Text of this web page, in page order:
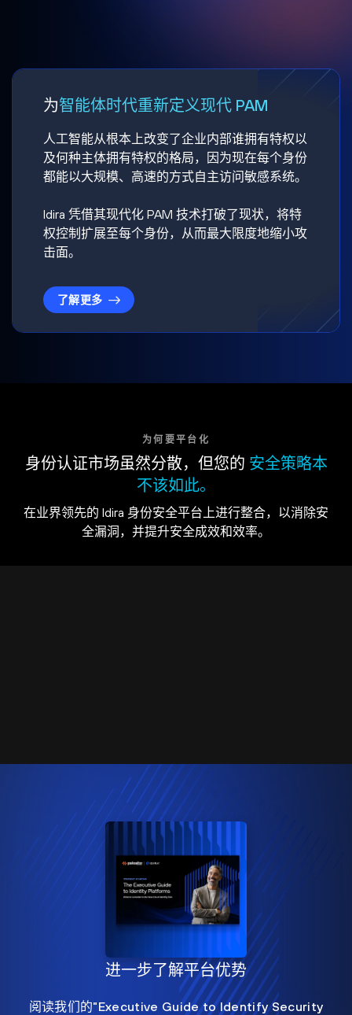
为智能体时代重新定义现代 PAM
人工智能从根本上改变了企业内部谁拥有特权以
及何种主体拥有特权的格局，因为现在每个身份
都能以大规模、高速的方式自主访问敏感系统。
Idira 凭借其现代化 PAM 技术打破了现状，将特
权控制扩展至每个身份，从而最大限度地缩小攻
击面。
了解更多
为何要平台化
身份认证市场虽然分散，但您的 安全策略本
不该如此。
在业界领先的 Idira 身份安全平台上进行整合，以消除安
全漏洞，并提升安全成效和效率。
进一步了解平台优势
阅读我们的"Executive Guide to Identify Security